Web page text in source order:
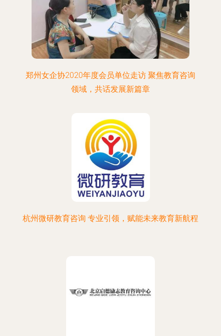
郑州女企协2020年度会员单位走访 聚焦教育咨询
领域，共话发展新篇章
杭州微研教育咨询 专业引领，赋能未来教育新航程